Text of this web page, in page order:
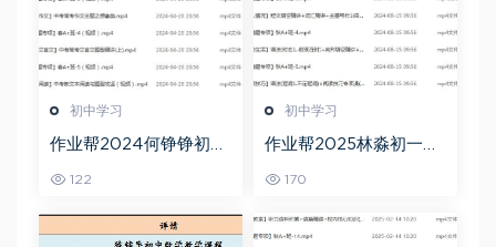
初中学习
作业帮2024何铮铮初三
122
初中学习
作业帮2025林淼初一英
170